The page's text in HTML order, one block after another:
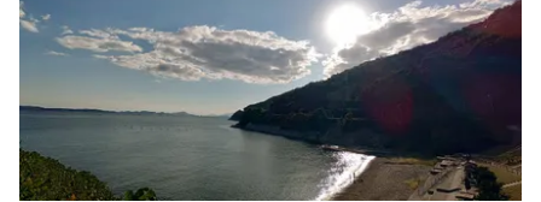
ね。😅エンジン回転が上がった状態では、今までの